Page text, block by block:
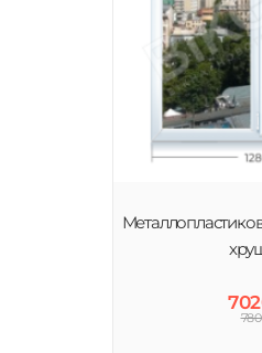
ViknaNovi
Оконные профили
металлопластиковых